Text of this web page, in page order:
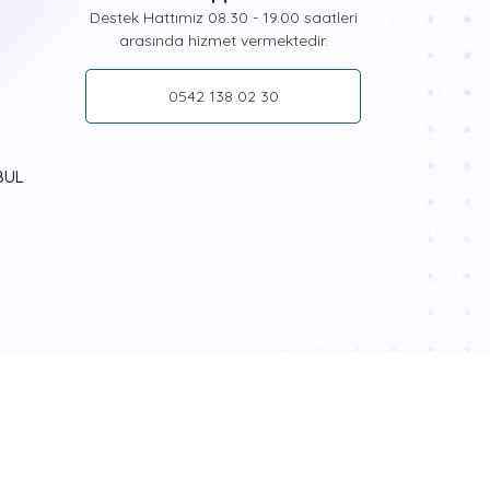
alanlarınızda gururla sergileyebilirsiniz. Her
hobi setleri, çocukların el becerisi ve
olan ve tüm dünyada yüksek satış rakamlarına
ile profesyonel bir ressam gibi hissedeceksiniz.
boyama kitine göre numaralandırılmış
Destek Hattımız 08.30 - 19.00 saatleri
arasında hizmet vermektedir.
0542 138 02 30